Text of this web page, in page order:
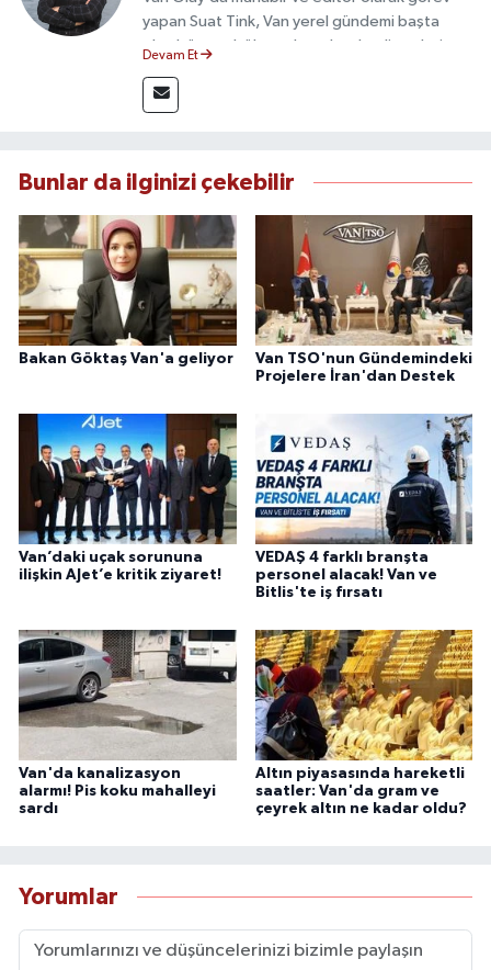
yapan Suat Tink, Van yerel gündemi başta
olmak üzere bölgesel ve ulusal gelişmeleri
mezunu olan Tink, sahadan edindiği bilgilerle
doğruluk, tarafsızlık ve etik ilkeler
Devam Et
Bunlar da ilginizi çekebilir
Bakan Göktaş Van'a geliyor
Van TSO'nun Gündemindeki
Projelere İran'dan Destek
Van’daki uçak sorununa
ilişkin AJet’e kritik ziyaret!
VEDAŞ 4 farklı branşta
personel alacak! Van ve
Bitlis'te iş fırsatı
Van'da kanalizasyon
alarmı! Pis koku mahalleyi
sardı
Altın piyasasında hareketli
saatler: Van'da gram ve
çeyrek altın ne kadar oldu?
Yorumlar